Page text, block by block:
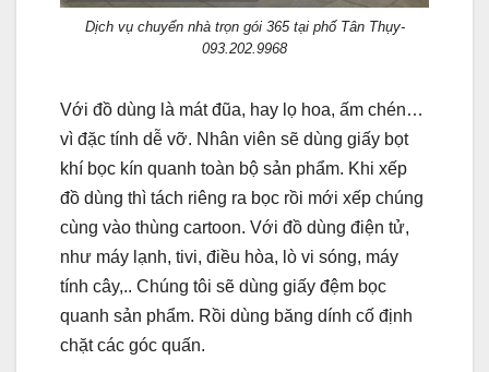
Dịch vụ chuyển nhà trọn gói 365 tại phố Tân Thụy-
093.202.9968
Với đồ dùng là mát đũa, hay lọ hoa, ấm chén…
vì đặc tính dễ vỡ. Nhân viên sẽ dùng giấy bọt
khí bọc kín quanh toàn bộ sản phẩm. Khi xếp
đồ dùng thì tách riêng ra bọc rồi mới xếp chúng
cùng vào thùng cartoon. Với đồ dùng điện tử,
như máy lạnh, tivi, điều hòa, lò vi sóng, máy
tính cây,.. Chúng tôi sẽ dùng giấy đệm bọc
quanh sản phẩm. Rồi dùng băng dính cố định
chặt các góc quấn.